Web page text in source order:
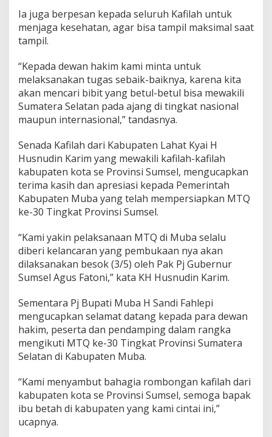
r
o
s
i
S
u
s
l
Ia juga berpesan kepada seluruh Kafilah untuk
menjaga kesehatan, agar bisa tampil maksimal saat
tampil.
“Kepada dewan hakim kami minta untuk
melaksanakan tugas sebaik-baiknya, karena kita
akan mencari bibit yang betul-betul bisa mewakili
Sumatera Selatan pada ajang di tingkat nasional
maupun internasional,” tandasnya.
Senada Kafilah dari Kabupaten Lahat Kyai H
Husnudin Karim yang mewakili kafilah-kafilah
kabupaten kota se Provinsi Sumsel, mengucapkan
terima kasih dan apresiasi kepada Pemerintah
Kabupaten Muba yang telah mempersiapkan MTQ
ke-30 Tingkat Provinsi Sumsel.
“Kami yakin pelaksanaan MTQ di Muba selalu
diberi kelancaran yang pembukaan nya akan
dilaksanakan besok (3/5) oleh Pak Pj Gubernur
Sumsel Agus Fatoni,” kata KH Husnudin Karim.
Sementara Pj Bupati Muba H Sandi Fahlepi
mengucapkan selamat datang kepada para dewan
hakim, peserta dan pendamping dalam rangka
mengikuti MTQ ke-30 Tingkat Provinsi Sumatera
Selatan di Kabupaten Muba.
“Kami menyambut bahagia rombongan kafilah dari
kabupaten kota se Provinsi Sumsel, semoga bapak
ibu betah di kabupaten yang kami cintai ini,”
ucapnya.